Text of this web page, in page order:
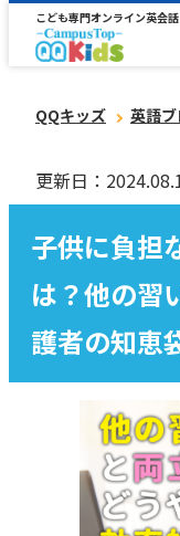
こども専門オンライン英会話
QQキッズ 英語
更新日：
子供に負担
は？他の習
護者の知恵